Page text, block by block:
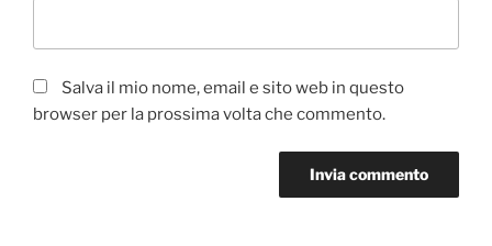
Salva il mio nome, email e sito web in questo
browser per la prossima volta che commento.